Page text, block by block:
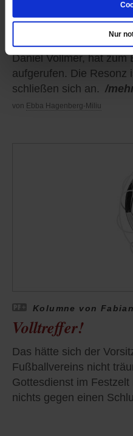
Nur
»Kein Katar in
Der Wirt der
Daniel Vollmer, hat zum
aufgerufen. Die Resonz
schließen sich an. /
von Ebba Hagenberg-Miliu
Kolumne von
Volltreffer!
Das hätte sich der
Fußballvereins nicht
Gottesdienst im
nichts gegen einen